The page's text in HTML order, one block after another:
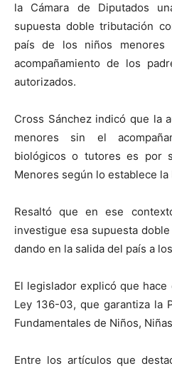
la Cámara de Diputados
supuesta doble tributación
país de los niños
acompañamiento de los
autorizados.
Cross Sánchez indicó que la
menores sin el
biológicos o tutores es por
Menores según lo establece la
Resaltó que en ese
investigue esa supuesta
dando en la salida del país a
El legislador explicó que
Ley 136-03, que garantiza la
Fundamentales de Niños,
Entre los artículos que